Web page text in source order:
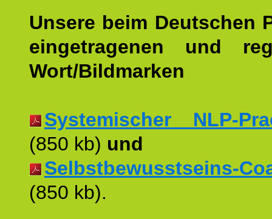
Unsere beim Deutschen
eingetragenen und
Wort/Bildmarken
Systemischer NLP-
(850 kb) und
Selbstbewusstseins-
(850 kb).